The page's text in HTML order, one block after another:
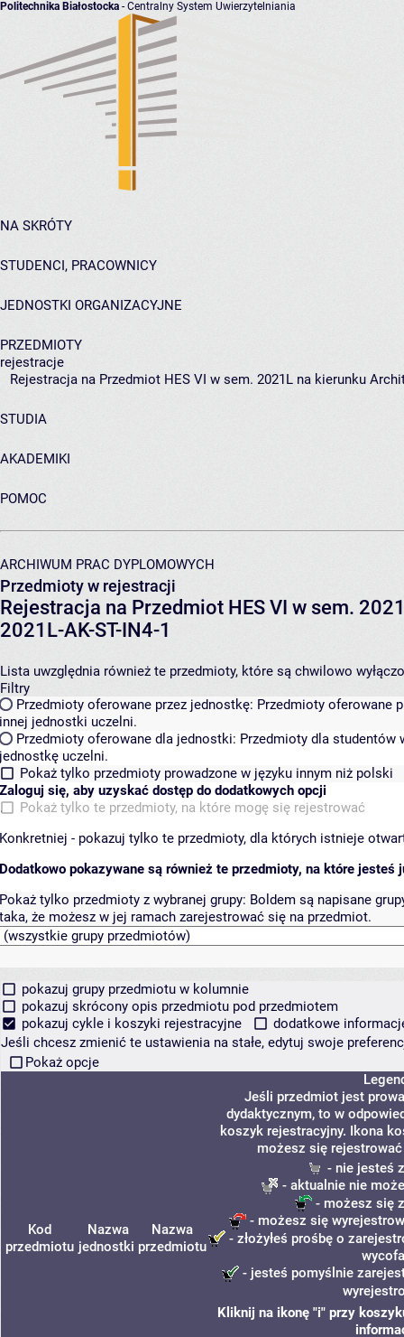
Politechnika Białostocka - Centralny System Uwierzytelniania
NA SKRÓTY
STUDENCI, PRACOWNICY
JEDNOSTKI ORGANIZACYJNE
PRZEDMIOTY
rejestracje
Rejestracja na Przedmiot HES VI w sem. 2021L na kierunku
STUDIA
AKADEMIKI
POMOC
ARCHIWUM PRAC DYPLOMOWYCH
Przedmioty w rejestracji
Rejestracja na Przedmiot HES VI w sem.
2021L-AK-ST-IN4-1
Lista uwzględnia również te przedmioty, które są chwilowo
Filtry
Przedmioty oferowane przez jednostkę: Przedmioty oferowane
innej jednostki uczelni.
Przedmioty oferowane dla jednostki: Przedmioty dla studentów
jednostkę uczelni.
Pokaż tylko przedmioty prowadzone w języku innym niż polski
Zaloguj się, aby uzyskać dostęp do dodatkowych opcji
Pokaż tylko te przedmioty, na które mogę się rejestrować
Konkretniej - pokazuj tylko te przedmioty, dla których istnieje
Dodatkowo pokazywane są również te przedmioty, na które jesteś
Pokaż tylko przedmioty z wybranej grupy: Boldem są napisane
taka, że możesz w jej ramach zarejestrować się na przedmiot.
pokazuj grupy przedmiotu w kolumnie
pokazuj skrócony opis przedmiotu pod przedmiotem
pokazuj cykle i koszyki rejestracyjne
dodatkowe
Jeśli chcesz zmienić te ustawienia na stałe, edytuj swoje
Pokaż opcje
Kod
przedmiotu
Nazwa
jednostki
Nazwa
przedmiotu
Jeśli przedmiot jest
dydaktycznym, to w
koszyk rejestracyjny. Ikona
możesz się
- nie jesteś
- aktualnie nie
- możesz się
- możesz się
- złożyłeś prośbę o
- jesteś pomyślnie
Kliknij na ikonę "i" przy